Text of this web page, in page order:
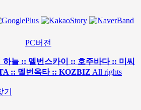
PC버전
늘 :: 멜번스카이 :: 호주바다 :: 미씨
:: 멜번옥타 :: KOZBIZ All rights
기